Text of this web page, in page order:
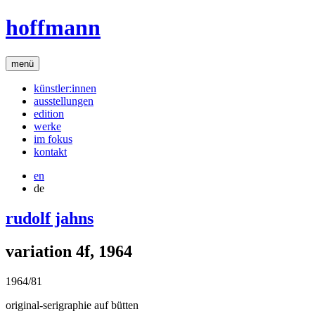
hoffmann
menü
künstler:innen
ausstellungen
edition
werke
im fokus
kontakt
en
de
rudolf jahns
variation 4f, 1964
1964/81
original-serigraphie auf bütten